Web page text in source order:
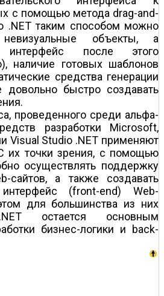
с помощью метода drag-and-
.NET таким способом можно
объекты, а
интерфейс после этого
наличие готовых шаблонов
средства генерации
довольно быстро создавать
проведенного среди альфа-
разработки Microsoft,
Visual Studio .NET применяют
их точки зрения, с помощью
осуществлять поддержку
сайтов, а также создавать
интерфейс (front-end) Web-
для большинства из них
остается основным
бизнес-логики и back-